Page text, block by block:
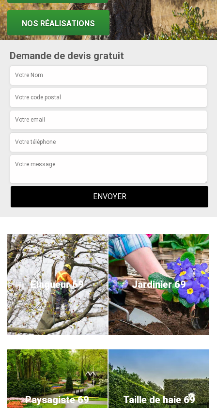
NOS RÉALISATIONS
Demande de devis gratuit
Elagueur 69 Jardinier 69
Paysagiste 69 Taille de haie 69